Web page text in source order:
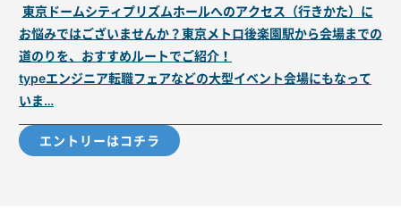
東京ドームシティプリズムホールへのアクセス（行きかた）に
お悩みではございませんか？東京メトロ後楽園駅から会場までの
道のりを、おすすめルートでご紹介！
typeエンジニア転職フェアなどの大型イベント会場にもなって
いま…
エントリーはコチラ